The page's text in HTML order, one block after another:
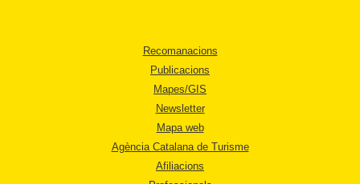
Recomanacions
Publicacions
Mapes/GIS
Newsletter
Mapa web
Agència Catalana de Turisme
Afiliacions